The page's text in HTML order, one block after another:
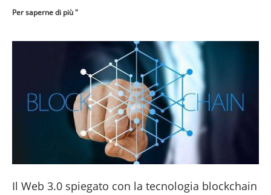
Per saperne di più "
Il Web 3.0 spiegato con la tecnologia blockchain